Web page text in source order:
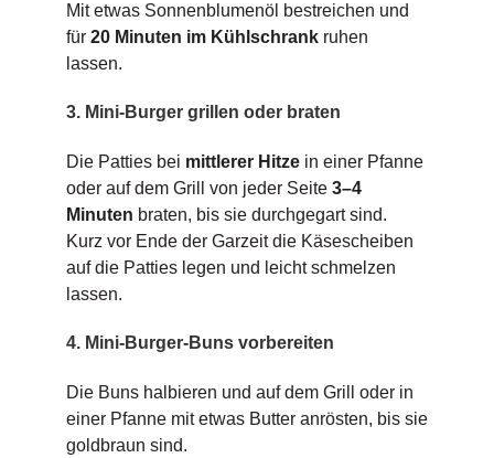
Mit etwas Sonnenblumenöl bestreichen und
für 20 Minuten im Kühlschrankruhen
lassen.
3. Mini-Burger grillen oder braten
Die Patties bei mittlerer Hitzein einer Pfanne
oder auf dem Grill von jeder Seite 3–4
Minuten braten, bis sie durchgegart sind.
Kurz vor Ende der Garzeit die Käsescheiben
auf die Patties legen und leicht schmelzen
lassen.
4. Mini-Burger-Buns vorbereiten
Die Buns halbieren und auf dem Grill oder in
einer Pfanne mit etwas Butter anrösten, bis sie
goldbraun sind.